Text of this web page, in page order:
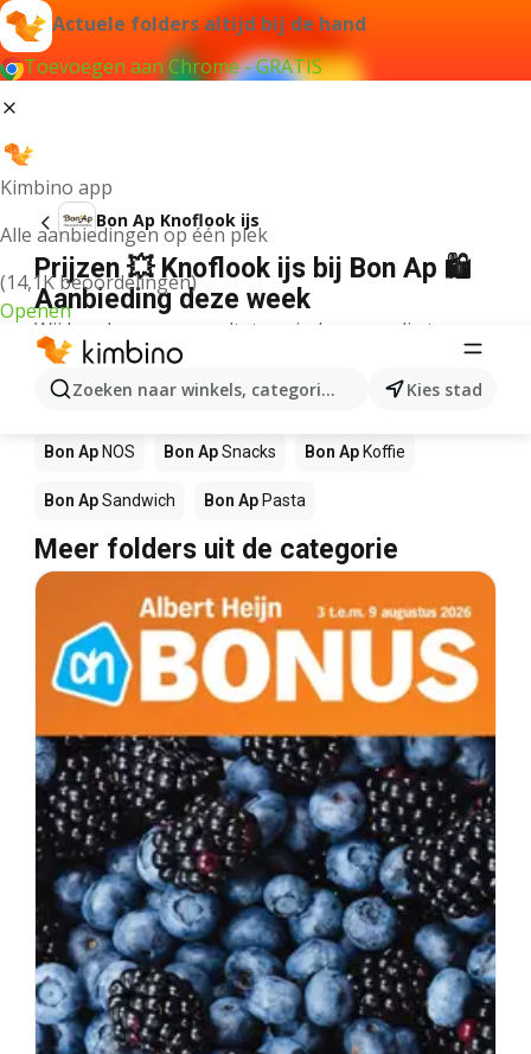
Actuele folders altijd bij de hand
Toevoegen aan Chrome - GRATIS
Kimbino app
Alle aanbiedingen op één plek
(14,1K beoordelingen)
Openen
Zoeken naar winkels, categorieën, producten...
Kies stad
Bon Ap Knoflook ijs
Prijzen 💥 Knoflook ijs bij Bon Ap 🛍️
Aanbieding deze week
Wij konden geen resultaten vinden voor die term.
Andere producten in winkels Bon Ap
Bon Ap Mango Sushi
Bon Ap NOS Bon ApSnacks Bon Ap Koffie
Bon ApSandwich Bon Ap Pasta
Meer folders uit de categorie